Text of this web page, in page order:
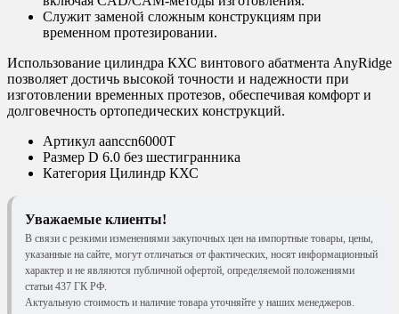
Служит заменой сложным конструкциям при
временном протезировании.
Использование цилиндра КХС винтового абатмента AnyRidge
позволяет достичь высокой точности и надежности при
изготовлении временных протезов, обеспечивая комфорт и
долговечность ортопедических конструкций.
Артикул aanccn6000T
Размер D 6.0 без шестигранника
Категория Цилиндр КХС
Уважаемые клиенты!
В связи с резкими изменениями закупочных цен на импортные товары, цены,
указанные на сайте, могут отличаться от фактических, носят информационный
характер и не являются публичной офертой, определяемой положениями
статьи 437 ГК РФ.
Актуальную стоимость и наличие товара уточняйте у наших менеджеров.